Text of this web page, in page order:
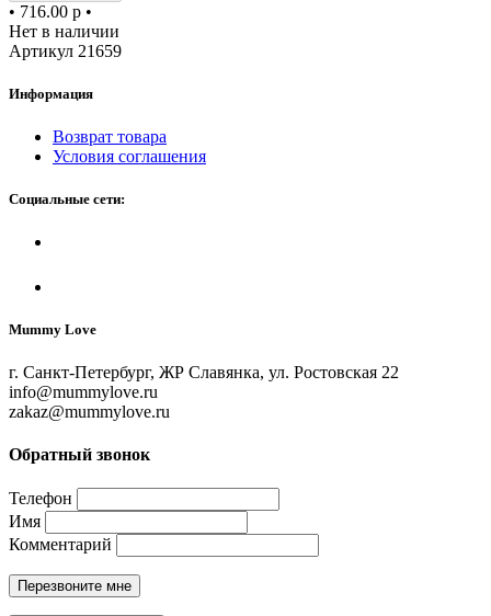
• 716.00 р •
Нет в наличии
Артикул 21659
Информация
Возврат товара
Условия соглашения
Социальные сети:
Mummy Love
г. Санкт-Петербург, ЖР Славянка, ул. Ростовская 22
info@mummylove.ru
zakaz@mummylove.ru
Обратный звонок
Телефон
Имя
Комментарий
Перезвоните мне